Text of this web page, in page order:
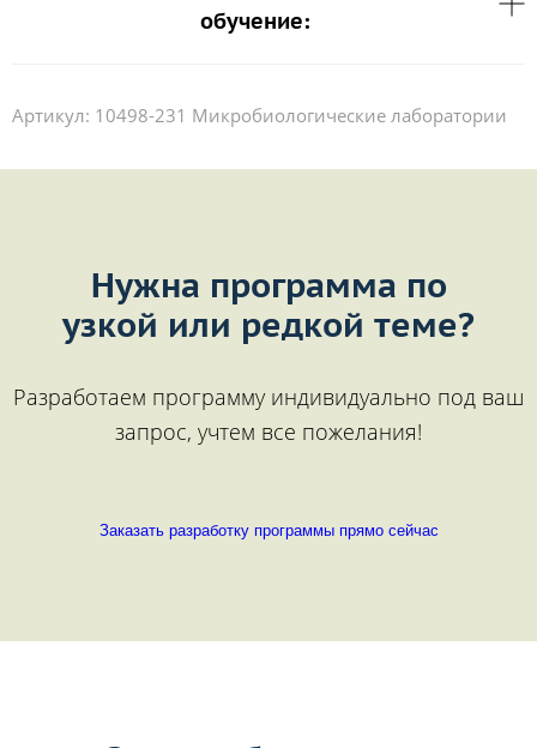
обучение:
Артикул: 10498-231 Микробиологические лаборатории
Нужна программа по
узкой или редкой теме?
Разработаем программу индивидуально под ваш
запрос, учтем все пожелания!
Заказать разработку программы прямо сейчас